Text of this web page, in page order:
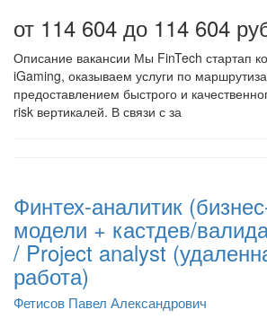
от 114 604 до 114 604
Описание вакансии Мы FinTech стартап
iGaming, оказываем услуги по
предоставлением быстрого и
risk вертикалей. В связи с за
Финтех-аналитик
модели + кастдев/
/ Project analyst
работа)
Фетисов Павел Александрович